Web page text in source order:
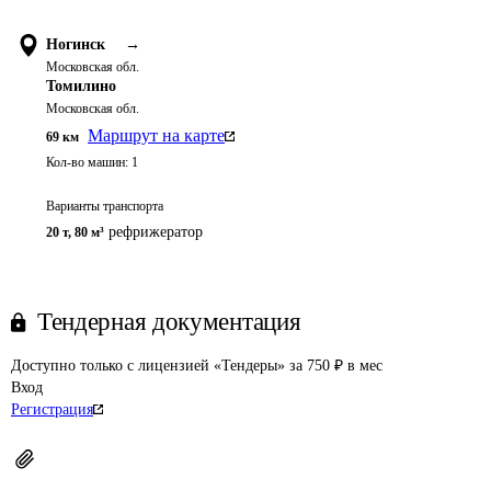
Ногинск →
Московская обл.
Томилино
Московская обл.
69 км Маршрут на карте
Кол-во машин: 1
Варианты транспорта
20 т, 80 м³ рефрижератор
Тендерная документация
Доступно только с лицензией «Тендеры» за 750 ₽ в мес
Вход
Регистрация